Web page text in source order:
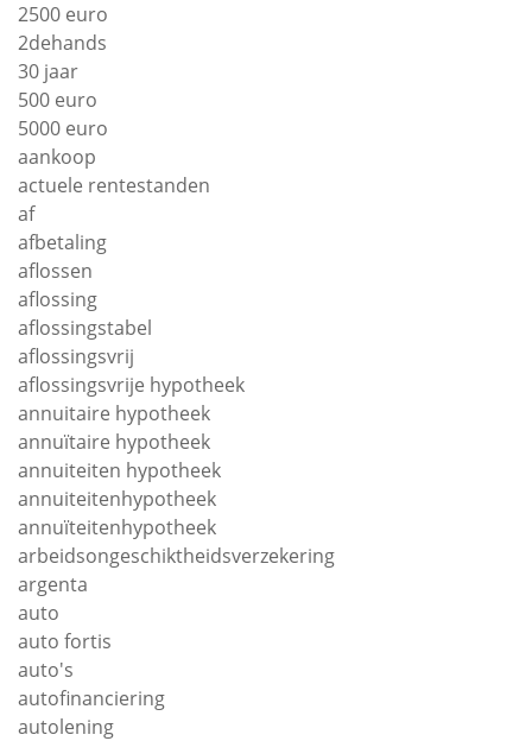
2500 euro
2dehands
30 jaar
500 euro
5000 euro
aankoop
actuele rentestanden
af
afbetaling
aflossen
aflossing
aflossingstabel
aflossingsvrij
aflossingsvrije hypotheek
annuitaire hypotheek
annuïtaire hypotheek
annuiteiten hypotheek
annuiteitenhypotheek
annuïteitenhypotheek
arbeidsongeschiktheidsverzekering
argenta
auto
auto fortis
auto's
autofinanciering
autolening